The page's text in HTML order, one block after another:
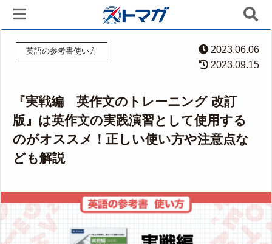
英語の参考書使い方
2023.06.06
2023.09.15
『実戦編 英作文のトレーニング 改訂
版』は英作文の実践演習として使用する
のがオススメ！正しい使い方や注意点な
ども解説